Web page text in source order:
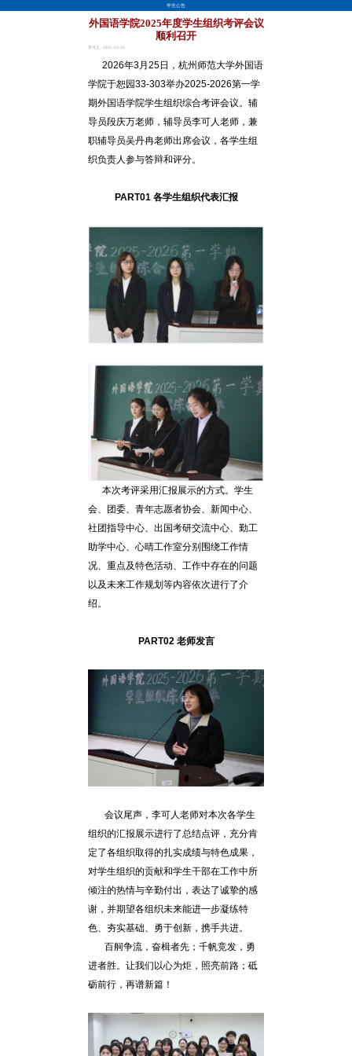
学生公告
外国语学院2025年度学生组织考评会议
顺利召开
李可人 · 2026-03-29
2026年3月25日，杭州师范大学外国语
学院于恕园33-303举办2025-2026第一学
期外国语学院学生组织综合考评会议。辅
导员段庆万老师，辅导员李可人老师，兼
职辅导员吴丹冉老师出席会议，各学生组
织负责人参与答辩和评分。
PART01 各学生组织代表汇报
本次考评采用汇报展示的方式。学生
会、团委、青年志愿者协会、新闻中心、
社团指导中心、出国考研交流中心、勤工
助学中心、 心晴工作室分别围绕工作情
况、重点及特色活动、工作中存在的问题
以及未来工作规划等内容依次进行了介
绍。
PART02 老师发言
会议尾声，李可人老师对本次各学生
组织的汇报展示进行了总结点评，充分肯
定了各组织取得的扎实成绩与特色成果，
对学生组织的贡献和学生干部在工作中所
倾注的热情与辛勤付出，表达了诚挚的感
谢，并期望各组织未来能进一步凝练特
色、夯实基础、勇于创新，携手共进。
百舸争流，奋楫者先；千帆竞发，勇
进者胜。让我们以心为炬，照亮前路；砥
砺前行，再谱新篇！